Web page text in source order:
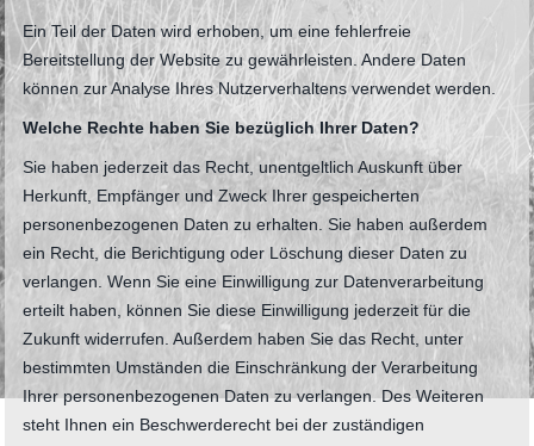
Ein Teil der Daten wird erhoben, um eine fehlerfreie
Bereitstellung der Website zu gewährleisten. Andere Daten
können zur Analyse Ihres Nutzerverhaltens verwendet werden.
Welche Rechte haben Sie bezüglich Ihrer Daten?
Sie haben jederzeit das Recht, unentgeltlich Auskunft über
Herkunft, Empfänger und Zweck Ihrer gespeicherten
personenbezogenen Daten zu erhalten. Sie haben außerdem
ein Recht, die Berichtigung oder Löschung dieser Daten zu
verlangen. Wenn Sie eine Einwilligung zur Datenverarbeitung
erteilt haben, können Sie diese Einwilligung jederzeit für die
Zukunft widerrufen. Außerdem haben Sie das Recht, unter
bestimmten Umständen die Einschränkung der Verarbeitung
Ihrer personenbezogenen Daten zu verlangen. Des Weiteren
steht Ihnen ein Beschwerderecht bei der zuständigen